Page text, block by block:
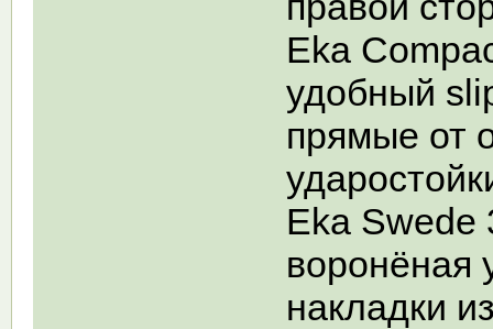
Eka
удобный
прямые от
Eka Swede
воронёная
накладки